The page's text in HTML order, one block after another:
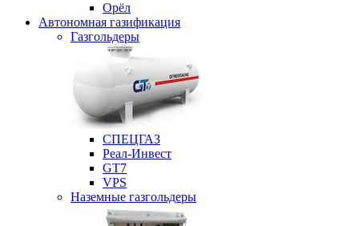
Орёл
Автономная газификация
Газгольдеры
СПЕЦГАЗ
Реал-Инвест
GT7
VPS
Наземные газгольдеры